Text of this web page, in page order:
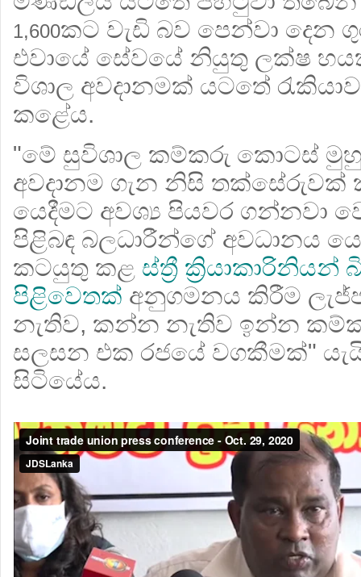
1,600කට වැඩි බව පෙන්වා දෙන
එවායේ සේවයේ නියුතු ලක්ෂ
විශාල අවදානමක් යටතේ
කළේය.
"මේ සුවිශාල කම්කරු කොටස්
අවදානම ගැන නිසි තක්සේරුවක්
යෙදීමට අවශ්‍ය පියවර ගන්නවා
පිළිබඳ බලධාරීන්ගේ අවධානය
කටයුතු කළ ස්ත්‍රී ක්‍රියාකාරිනියන්
පිළිවෙතක් අනුගමනය කිරීම
නැතිව, කන්න නැතිව ඉන්න
සලසන එක රජයේ වගකීමක්"
සිටියේය.